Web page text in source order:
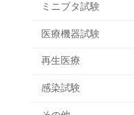
ミニブタ試験
医療機器試験
再生医療
感染試験